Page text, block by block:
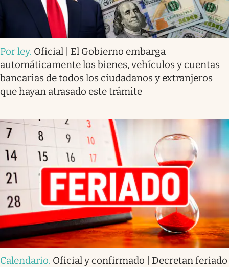
Por ley. Oficial | El Gobierno embarga
automáticamente los bienes, vehículos y cuentas
bancarias de todos los ciudadanos y extranjeros
que hayan atrasado este trámite
Calendario. Oficial y confirmado | Decretan feriado